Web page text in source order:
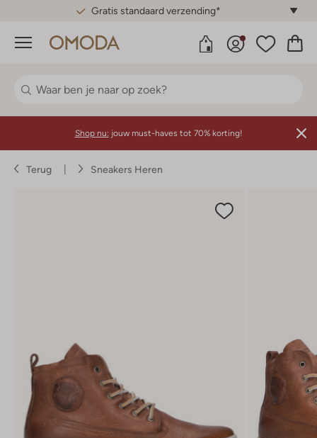
Gratis standaard verzending*
Menu
Shop nu: jouw must-haves tot 70% korting!
Terug Sneakers Heren